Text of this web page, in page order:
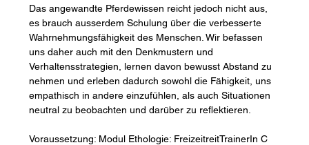
Das angewandte Pferdewissen reicht jedoch nicht aus,
es brauch ausserdem Schulung über die verbesserte
Wahrnehmungsfähigkeit des Menschen. Wir befassen
uns daher auch mit den Denkmustern und
Verhaltensstrategien, lernen davon bewusst Abstand zu
nehmen und erleben dadurch sowohl die Fähigkeit, uns
empathisch in andere einzufühlen, als auch Situationen
neutral zu beobachten und darüber zu reflektieren.
Voraussetzung: Modul Ethologie: FreizeitreitTrainerIn C